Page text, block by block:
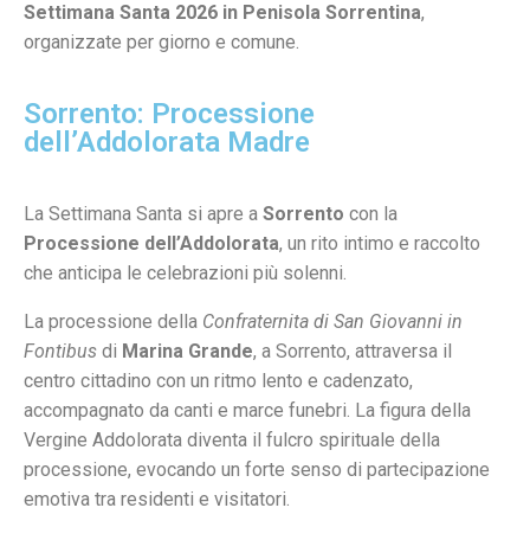
Settimana Santa 2026 in Penisola Sorrentina,
organizzate per giorno e comune.
Sorrento: Processione
dell’Addolorata Madre
La Settimana Santa si apre a Sorrento con la
Processione dell’Addolorata, un rito intimo e raccolto
che anticipa le celebrazioni più solenni.
La processione della Confraternita di San Giovanni in
Fontibus di Marina Grande, a Sorrento, attraversa il
centro cittadino con un ritmo lento e cadenzato,
accompagnato da canti e marce funebri. La figura della
Vergine Addolorata diventa il fulcro spirituale della
processione, evocando un forte senso di partecipazione
emotiva tra residenti e visitatori.